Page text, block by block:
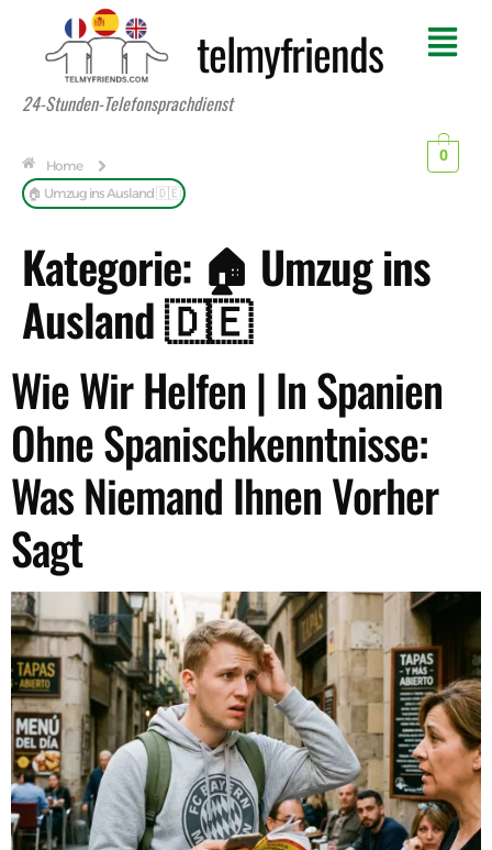
telmyfriends
24-Stunden-Telefonsprachdienst
Home
🏠 Umzug ins Ausland 🇩🇪
0
Kategorie: 🏠 Umzug ins
Ausland 🇩🇪
Wie Wir Helfen | In Spanien
Ohne Spanischkenntnisse:
Was Niemand Ihnen Vorher
Sagt